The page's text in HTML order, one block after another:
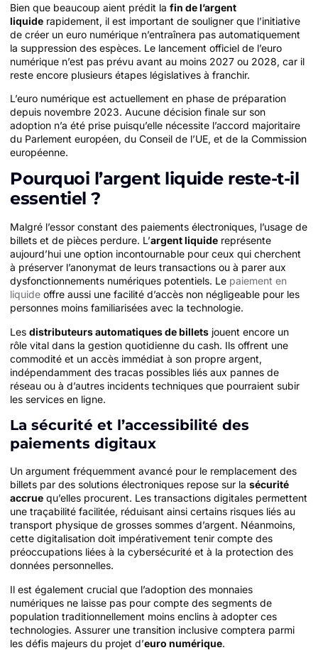
Bien que beaucoup aient prédit la fin de l’argent
liquide rapidement, il est important de souligner que l’initiative
de créer un euro numérique n’entraînera pas automatiquement
la suppression des espèces. Le lancement officiel de l’euro
numérique n’est pas prévu avant au moins 2027 ou 2028, car il
reste encore plusieurs étapes législatives à franchir.
L’euro numérique est actuellement en phase de préparation
depuis novembre 2023. Aucune décision finale sur son
adoption n’a été prise puisqu’elle nécessite l’accord majoritaire
du Parlement européen, du Conseil de l’UE, et de la Commission
européenne.
Pourquoi l’argent liquide reste-t-il
essentiel ?
Malgré l’essor constant des paiements électroniques, l’usage de
billets et de pièces perdure. L’argent liquide représente
aujourd’hui une option incontournable pour ceux qui cherchent
à préserver l’anonymat de leurs transactions ou à parer aux
dysfonctionnements numériques potentiels. Le paiement en
liquide offre aussi une facilité d’accès non négligeable pour les
personnes moins familiarisées avec la technologie.
Les distributeurs automatiques de billets jouent encore un
rôle vital dans la gestion quotidienne du cash. Ils offrent une
commodité et un accès immédiat à son propre argent,
indépendamment des tracas possibles liés aux pannes de
réseau ou à d’autres incidents techniques que pourraient subir
les services en ligne.
La sécurité et l’accessibilité des
paiements digitaux
Un argument fréquemment avancé pour le remplacement des
billets par des solutions électroniques repose sur la sécurité
accrue qu’elles procurent. Les transactions digitales permettent
une traçabilité facilitée, réduisant ainsi certains risques liés au
transport physique de grosses sommes d’argent. Néanmoins,
cette digitalisation doit impérativement tenir compte des
préoccupations liées à la cybersécurité et à la protection des
données personnelles.
Il est également crucial que l’adoption des monnaies
numériques ne laisse pas pour compte des segments de
population traditionnellement moins enclins à adopter ces
technologies. Assurer une transition inclusive comptera parmi
les défis majeurs du projet d’euro numérique.